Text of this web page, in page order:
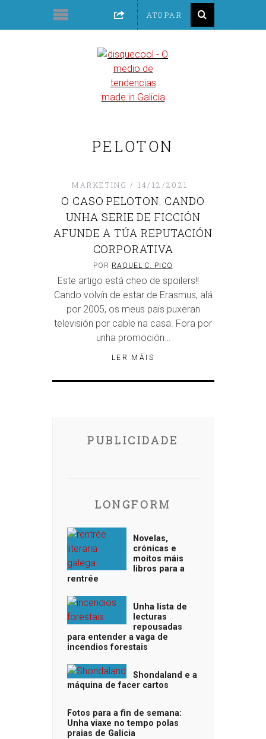
PELOTON
MARKETING 14/12/2021
O CASO PELOTON. CANDO
UNHA SERIE DE FICCIÓN
AFUNDE A TÚA REPUTACIÓN
CORPORATIVA
POR RAQUEL C. PICO
Este artigo está cheo de spoilers!!
Cando volvín de estar de Erasmus, alá
por 2005, os meus pais puxeran
televisión por cable na casa. Fora por
unha promoción…
LER MÁIS
PUBLICIDADE
LONGFORM
Novelas,
crónicas e
moitos máis
libros para a
rentrée
Unha lista de
lecturas
repousadas
para entender a vaga de
incendios forestais
Shondaland e a
máquina de facer cartos
Fotos para a fin de semana:
Unha viaxe no tempo polas
praias de Galicia